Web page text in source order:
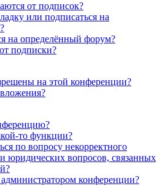
от подписок?
или подписаться на
на определённый форум?
подписки?
на этой конференции?
то функции?
по вопросу некорректного
юридических вопросов, связанных
администратором конференции?